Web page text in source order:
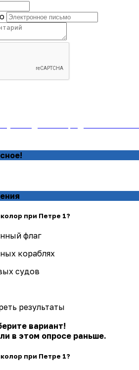
при Петре 1?
флаг
кораблях
судов
результаты
вариант!
в этом опросе раньше.
при Петре 1?